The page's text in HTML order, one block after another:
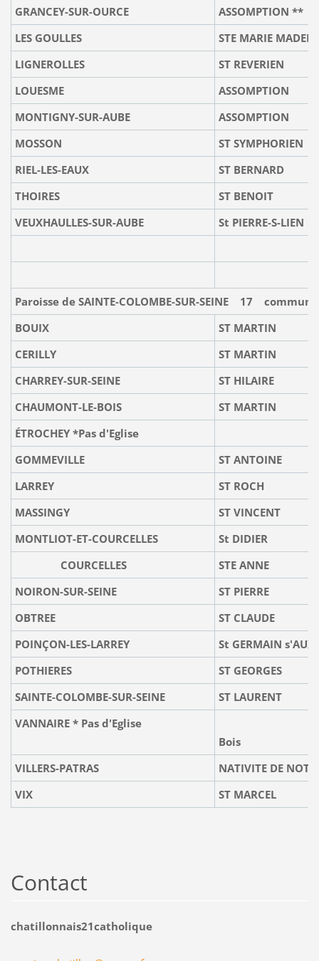
GRANCEY-SUR-OURCE
ASSOMPTION **
LES GOULLES
STE MARIE
LIGNEROLLES
ST REVERIEN
LOUESME
ASSOMPTION
MONTIGNY-SUR-AUBE
ASSOMPTION
MOSSON
ST SYMPHORIEN
RIEL-LES-EAUX
ST BERNARD
THOIRES
ST BENOIT
VEUXHAULLES-SUR-AUBE
St PIERRE-S-LIEN
Paroisse de SAINTE-COLOMBE-SUR-SEINE 17
BOUIX
ST MARTIN
CERILLY
ST MARTIN
CHARREY-SUR-SEINE
ST HILAIRE
CHAUMONT-LE-BOIS
ST MARTIN
ÉTROCHEY *Pas d'Eglise
GOMMEVILLE
ST ANTOINE
LARREY
ST ROCH
MASSINGY
ST VINCENT
MONTLIOT-ET-COURCELLES
St DIDIER
COURCELLES
STE ANNE
NOIRON-SUR-SEINE
ST PIERRE
OBTREE
ST CLAUDE
POINÇON-LES-LARREY
St GERMAIN
POTHIERES
ST GEORGES
SAINTE-COLOMBE-SUR-SEINE
ST LAURENT
VANNAIRE * Pas d'Eglise
Bois
VILLERS-PATRAS
NATIVITE DE
VIX
ST MARCEL
Contact
chatillonnais21catholique